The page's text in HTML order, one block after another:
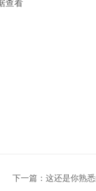
查看
下一篇： 这还是你熟